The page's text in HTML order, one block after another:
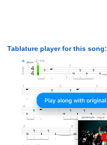
Tablature player for this song: